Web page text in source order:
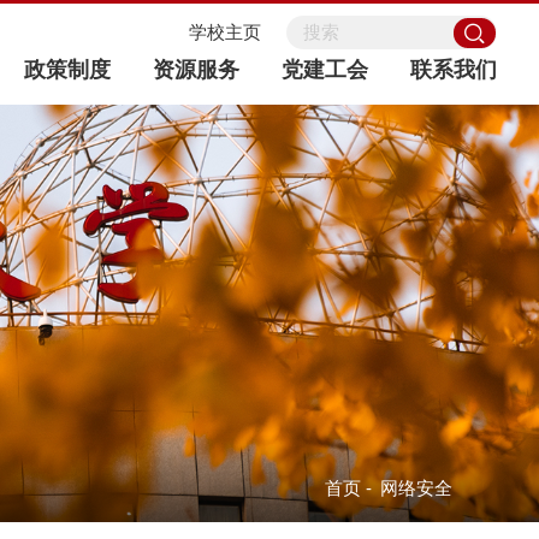
学校主页
政策制度 资源服务 党建工会 联系我们
首页 - 网络安全